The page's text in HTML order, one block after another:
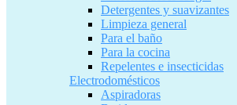
Detergentes y suavizantes
Limpieza general
Para el baño
Para la cocina
Repelentes e insecticidas
Electrodomésticos
Aspiradoras